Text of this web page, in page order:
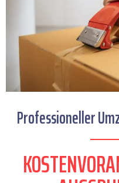
Professioneller